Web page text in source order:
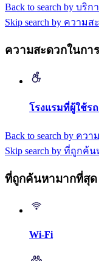
Back to search by บริ
Skip search by ความ
ความสะดวกในกา
โรงแรมที่ผู้ใช้ร
Back to search by คว
Skip search by ที่ถูกค้
ที่ถูกค้นหามากที่สุด
Wi-Fi